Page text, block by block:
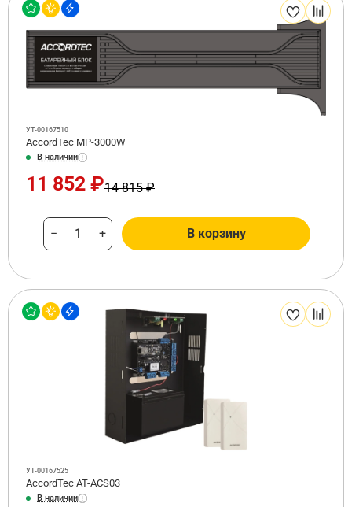
УТ-00167510
AccordTec MP-3000W
В наличии
11 852 ₽14 815 ₽
− + В корзину
УТ-00167525
AccordTec AT-ACS03
В наличии